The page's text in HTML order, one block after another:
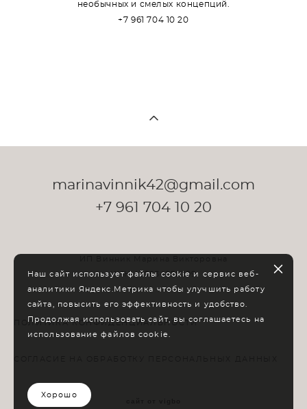
необычных и смелых концепций.
+7 961 704 10 20
marinavinnik42@gmail.com
+7 961 704 10 20
ИНН 420534850209
ПОЛИТИКА КОНФИДЕНЦИАЛЬНОСТИ
Наш сайт использует файлы cookie и сервис веб-
аналитики Яндекс.Метрика чтобы улучшить работу
сайта, повысить его эффективность и удобство.
Продолжая использовать сайт, вы соглашаетесь на
использование файлов cookie.
Хорошо